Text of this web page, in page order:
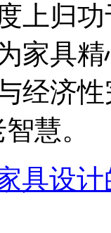
上归
家具
经济
慧。
具设